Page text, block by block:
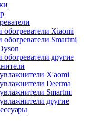
обогреватели Xiaomi
Smartmi
другие
Xiaomi
Deerma
Smartmi
другие